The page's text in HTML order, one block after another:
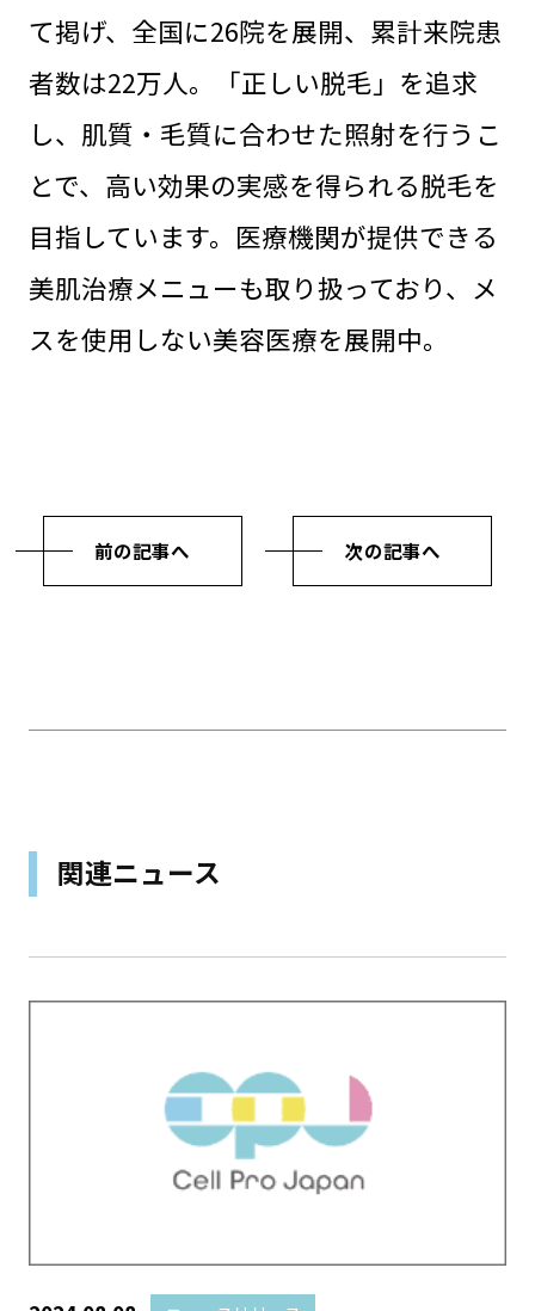
て掲げ、全国に26院を展開、累計来院患
者数は22万人。「正しい脱毛」を追求
し、肌質・毛質に合わせた照射を行うこ
とで、高い効果の実感を得られる脱毛を
目指しています。医療機関が提供できる
美肌治療メニューも取り扱っており、メ
スを使用しない美容医療を展開中。
前の記事へ 次の記事へ
関連ニュース